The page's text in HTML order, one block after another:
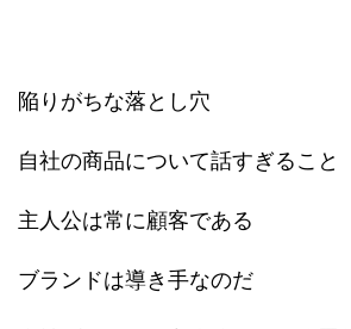
陥りがちな落とし穴
自社の商品について話すぎること
主人公は常に顧客である
ブランドは導き手なのだ